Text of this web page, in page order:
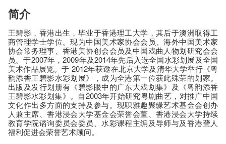
简介
王碧影，香港出生，毕业于香港理工大学，其后于澳洲取得工
商管理学士学位。现为中国美术家协会会员、海外中国美术家
协会常务理事、香港美协创会会员及中国戏曲人物划研究会会
员。于2007年，2009年及2014年先后入选全国水彩划展及全国
美术作品展览。于 2012年获邀在北京大学及清华大学举行《粤
韵添香王碧影水彩划展》，成为全港第一位获此殊荣的划家。
出版及发行划册有《碧影眼中的广东大戏划集》及《粤韵添香
王碧影水彩划集》。自2003年开始研究粤剧曲艺，对推广中国
文化作出多方面的支持及参与。现职雅趣聚缘艺术基金会创办
人兼主席、香港浸会大学基金会荣誉会董、香港浸会大学持续
教育学院谘询委员会委员、水彩课程主编及导师与及香港聋人
福利促进会荣誉艺术顾问。